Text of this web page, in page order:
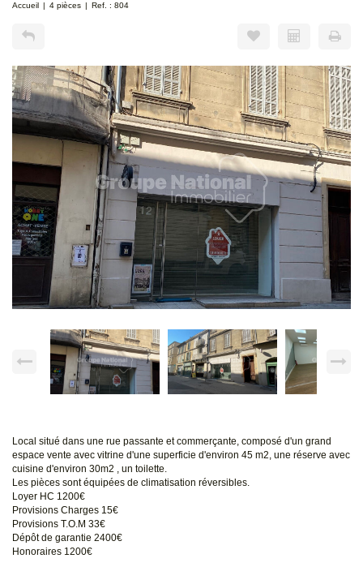
Accueil 4 pièces Ref. : 804
Local situé dans une rue passante et commerçante, composé d'un grand
espace vente avec vitrine d'une superficie d'environ 45 m2, une réserve avec
cuisine d'environ 30m2 , un toilette.
Les pièces sont équipées de climatisation réversibles.
Loyer HC 1200€
Provisions Charges 15€
Provisions T.O.M 33€
Dépôt de garantie 2400€
Honoraires 1200€